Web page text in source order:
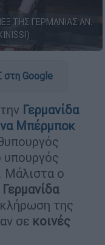
ΤΗΣ ΓΕΡΜΑΝΙΑΣ AN.
Google
Γερμανίδα
Μπέρμποκ
υπουργός
. Μάλιστα ο
Γερμανίδα
της
σε κοινές